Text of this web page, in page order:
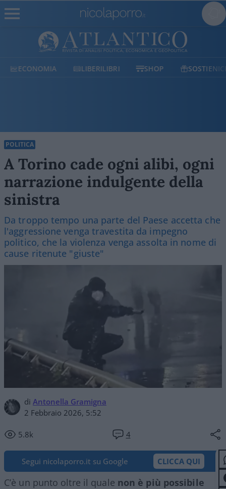
ECONOMIA LIBERILIBRI SHOP SOSTIENICI
POLITICA
A Torino cade ogni alibi, ogni
narrazione indulgente della
sinistra
Da troppo tempo una parte del Paese accetta che
l'aggressione venga travestita da impegno
politico, che la violenza venga assolta in nome di
cause ritenute "giuste"
di Antonella Gramigna
2 Febbraio 2026, 5:52
5.8k 4
Segui nicolaporro.it su Google CLICCA QUI
C’è un punto oltre il quale non è più possibile